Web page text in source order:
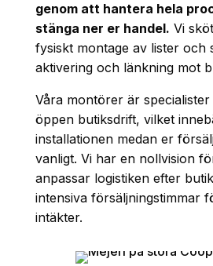
genom att hantera hela
stänga ner er handel. Vi
fysiskt montage av lister och
aktivering och länkning mot
Våra montörer är
öppen butiksdrift, vilket
installationen medan er
vanligt. Vi har en nollvision
anpassar logistiken efter
intensiva försäljningstimmar
intäkter.